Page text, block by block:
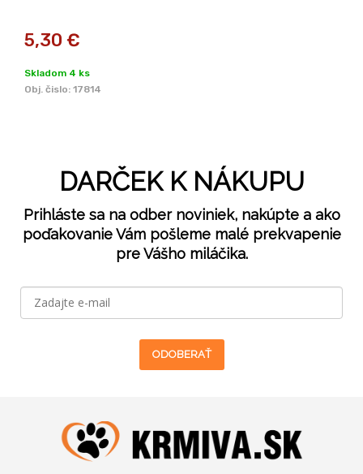
5,30 €
Skladom 4 ks
Obj. čislo: 17814
DARČEK K NÁKUPU
Prihláste sa na odber noviniek, nakúpte a ako
poďakovanie Vám pošleme malé prekvapenie
pre Vášho miláčika.
ODOBERAŤ